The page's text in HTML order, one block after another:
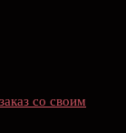
со своим